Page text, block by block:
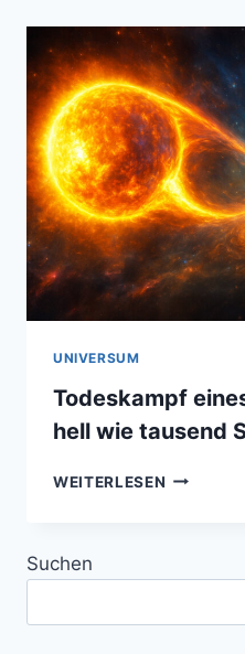
UNIVERSUM
Todeskampf
hell wie tausend
WEITERLESEN
Suchen